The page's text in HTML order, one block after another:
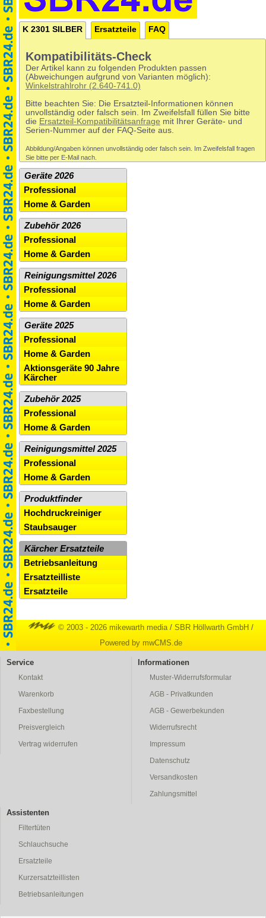
K 2301 SILBER Ersatzteile FAQ
Kompatibilitäts-Check
Der Artikel kann zu folgenden Produkten passen
(Abweichungen aufgrund von Varianten möglich):
Winkelstrahlrohr (2.640-741.0)
Bitte beachten Sie: Die Ersatzteil-Informationen können
unvollständig oder falsch sein. Im Zweifelsfall füllen Sie bitte
die Ersatzteil-Kompatibilitätsanfrage mit Ihrer Geräte- und
Serien-Nummer auf der FAQ-Seite aus.
Abbildung/Angaben können unvollständig oder falsch sein. Im Zweifelsfall fragen
Sie bitte per E-Mail nach.
Geräte 2026
Professional
Home & Garden
Zubehör 2026
Professional
Home & Garden
Reinigungsmittel 2026
Professional
Home & Garden
Geräte 2025
Professional
Home & Garden
Aktionsgeräte 90 Jahre
Kärcher
Zubehör 2025
Professional
Home & Garden
Reinigungsmittel 2025
Professional
Home & Garden
Produktfinder
Hochdruckreiniger
Staubsauger
Kärcher Ersatzteile
Betriebsanleitung
Ersatzteilliste
Ersatzteile
© 2003 - 2026 mikewarth media / SBR Höllwarth GmbH /
Powered by mwCMS.de
Service
Kontakt
Warenkorb
Faxbestellung
Preisvergleich
Vertrag widerrufen
Informationen
Muster-Widerrufsformular
AGB - Privatkunden
AGB - Gewerbekunden
Widerrufsrecht
Impressum
Datenschutz
Versandkosten
Zahlungsmittel
Assistenten
Filtertüten
Schlauchsuche
Ersatzteile
Kurzersatzteillisten
Betriebsanleitungen